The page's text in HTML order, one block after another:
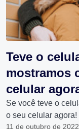
Teve o
mostramos
celular
Se você teve o
o seu celular agora!
11 de outubro de